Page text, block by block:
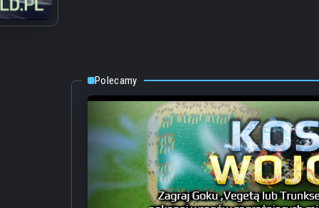
Polecamy